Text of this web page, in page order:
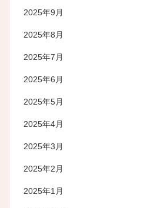
2025年9月
2025年8月
2025年7月
2025年6月
2025年5月
2025年4月
2025年3月
2025年2月
2025年1月